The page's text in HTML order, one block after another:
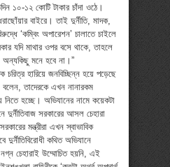
১০-১২ কোটি টাকার চাঁদা ওঠে।
বাইরে। তাই দুর্নীতি, মাদক,
‘কম্বিং অপারেশন’ চালাতে চাইলে
যদি মাথার ওপর বসে থাকে, তাহলে
অন্যকিছু মনে হবে না।”
চরিত্র হারিয়ে জনবিচ্ছিন্ন হয়ে পড়েছে
তাদেরকে এখন নানারকম
নিতে হচ্ছে। অভিযানের নামে কয়েকটা
দুর্নীতিবাজ সরকারের আসল চেহারা
মন্ত্রীরা এখন স্বাভাবিক
কথিত অভিযানে
চেহারাই উম্মোচিত হয়নি, এই